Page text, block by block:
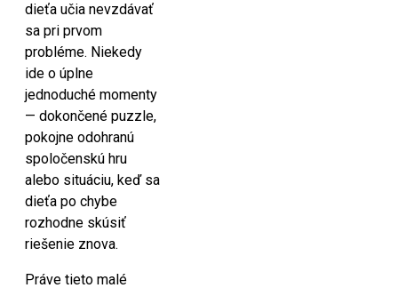
dieťa učia nevzdávať
sa pri prvom
probléme. Niekedy
ide o úplne
jednoduché momenty
— dokončené puzzle,
pokojne odohranú
spoločenskú hru
alebo situáciu, keď sa
dieťa po chybe
rozhodne skúsiť
riešenie znova.
Práve tieto malé